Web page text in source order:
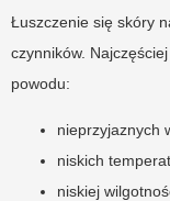
Łuszczenie się skóry
czynników.
powodu:
nieprzyjaznych
niskich
niskiej